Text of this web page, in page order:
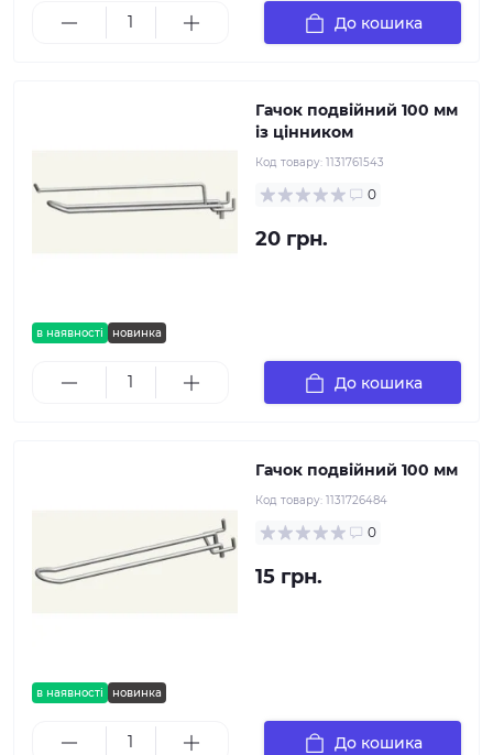
До кошика
в наявності новинка
Гачок подвійний 100 мм
із цінником
Код товару: 1131761543
0
20 грн.
До кошика
в наявності новинка
Гачок подвійний 100 мм
Код товару: 1131726484
0
15 грн.
До кошика